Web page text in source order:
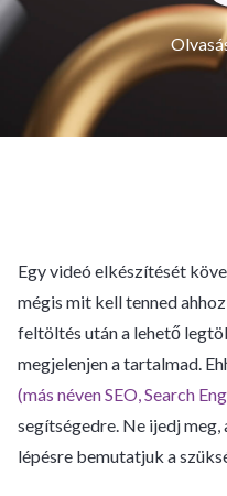
Egy videó elkészítését
mégis mit kell tenned
feltöltés után a lehető
megjelenjen a tartalmad.
(más néven SEO, Search
segítségedre. Ne ijedj
lépésre bemutatjuk a